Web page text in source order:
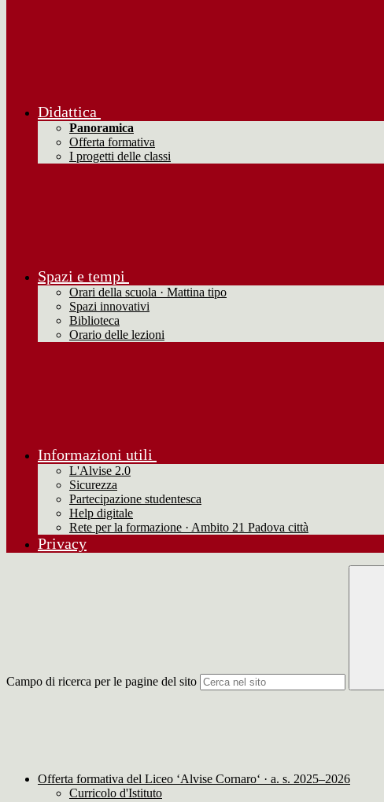
Didattica
Panoramica
Offerta formativa
I progetti delle classi
Spazi e tempi
Orari della scuola · Mattina tipo
Spazi innovativi
Biblioteca
Orario delle lezioni
Informazioni utili
L'Alvise 2.0
Sicurezza
Partecipazione studentesca
Help digitale
Rete per la formazione · Ambito 21 Padova città
Privacy
Campo di ricerca per le pagine del sito
Offerta formativa del Liceo ‘Alvise Cornaro‘ · a. s. 2025–2026
Curricolo d'Istituto